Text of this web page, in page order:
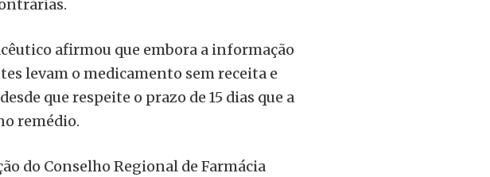
afirmou que embora a informação
levam o medicamento sem receita e
que respeite o prazo de 15 dias que a
remédio.
do Conselho Regional de Farmácia